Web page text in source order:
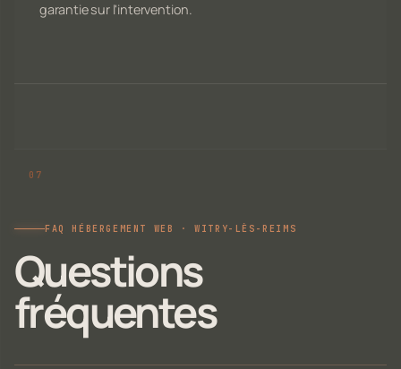
garantie sur l'intervention.
FAQ HÉBERGEMENT WEB · WITRY-LÈS-REIMS
Questions
fréquentes